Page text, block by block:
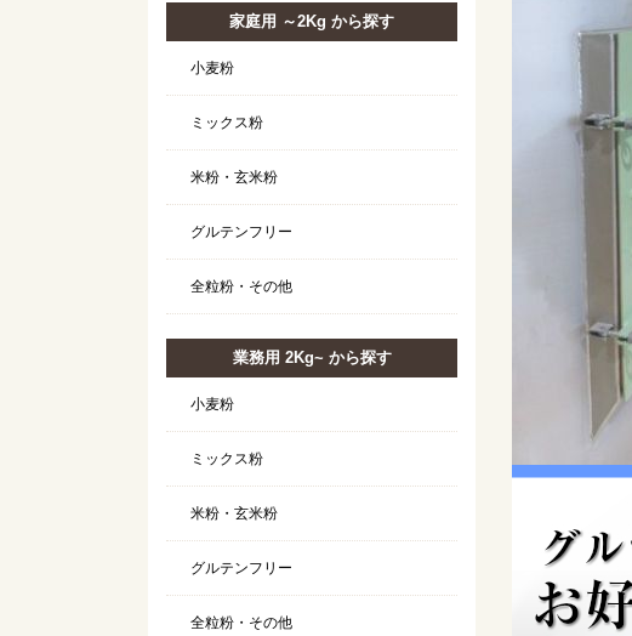
家庭用 ～2Kg から探す
小麦粉
ミックス粉
米粉・玄米粉
グルテンフリー
全粒粉・その他
業務用 2Kg~ から探す
小麦粉
ミックス粉
米粉・玄米粉
グルテンフリー
全粒粉・その他